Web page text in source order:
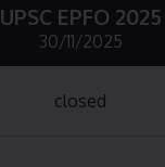
UPSC EPFO 2025
30/11/2025
closed